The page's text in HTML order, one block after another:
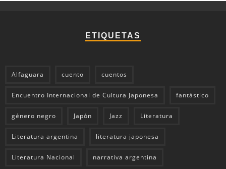
ETIQUETAS
Alfaguara cuento cuentos
Encuentro Internacional de Cultura Japonesa fantástico
género negro Japón Jazz Literatura
Literatura argentina literatura japonesa
Literatura Nacional narrativa argentina